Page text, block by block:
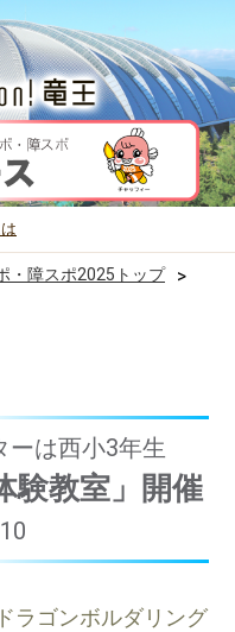
・障スポ2025トップ >
ーは西小3年生
験教室」開催
ラゴンボルダリング